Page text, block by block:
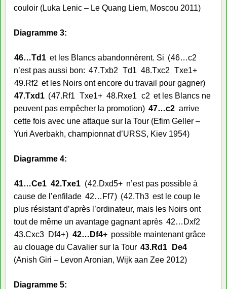
couloir (Luka Lenic – Le Quang Liem, Moscou 2011)
Diagramme 3:
46…Td1 et les Blancs abandonnèrent. Si 46…c2
n’est pas aussi bon: 47.Txb2 Td1 48.Txc2 Txe1+
49.Rf2 et les Noirs ont encore du travail pour gagner
47.Txd1 47.Rf1 Txe1+ 48.Rxe1 c2 et les Blancs ne
peuvent pas empêcher la promotion
47…c2 arrive
cette fois avec une attaque sur la Tour (Efim Geller –
Yuri Averbakh, championnat d’URSS, Kiev 1954)
Diagramme 4:
41…Ce1 42.Txe1 42.Dxd5+ n’est pas possible à
cause de l’enfilade 42… Ff7 42.Th3 est le coup le
plus résistant d’après l’ordinateur, mais les Noirs ont
tout de même un avantage gagnant après 42… Dxf2
43.Cxc3 Df4+ 42… Df4+ possible maintenant grâce
au clouage du Cavalier sur la Tour 43.Rd1
De4
(Anish Giri – Levon Aronian, Wijk aan Zee 2012)
Diagramme 5: